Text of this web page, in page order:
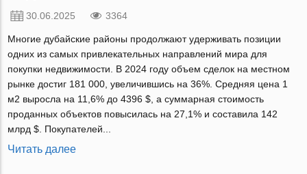
30.06.2025 3364
Многие дубайские районы продолжают удерживать позиции
одних из самых привлекательных направлений мира для
покупки недвижимости. В 2024 году объем сделок на местном
рынке достиг 181 000, увеличившись на 36%. Средняя цена 1
м2 выросла на 11,6% до 4396 $, а суммарная стоимость
проданных объектов повысилась на 27,1% и составила 142
млрд $. Покупателей...
Читать далее